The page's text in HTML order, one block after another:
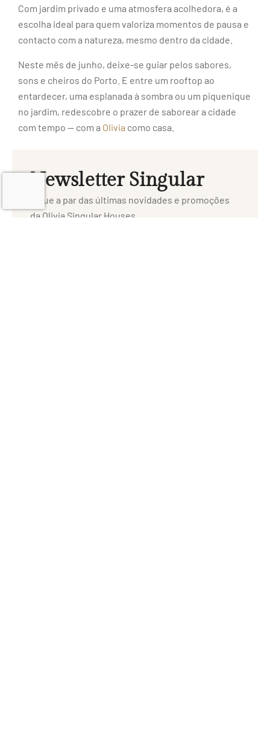
Com jardim privado e uma atmosfera acolhedora, é a
escolha ideal para quem valoriza momentos de pausa e
contacto com a natureza, mesmo dentro da cidade.
Neste mês de junho, deixe-se guiar pelos sabores,
sons e cheiros do Porto. E entre um rooftop ao
entardecer, uma esplanada à sombra ou um piquenique
no jardim, redescobre o prazer de saborear a cidade
com tempo — com a Olivia como casa.
Newsletter Singular
Fique a par das últimas novidades e promoções
da Olivia Singular Houses.